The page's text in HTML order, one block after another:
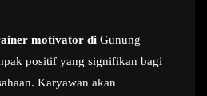
motivator di Gunung
positif yang signifikan bagi
Karyawan akan